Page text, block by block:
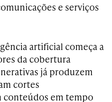
e serviços
artificial começa a
da cobertura
já produzem
cortes
conteúdos em tempo